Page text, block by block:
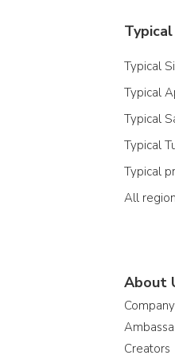
Typical
Typical
Typical
Typical
Typical
All
About
Creators